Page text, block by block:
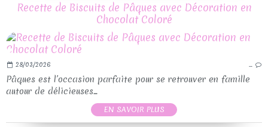
Recette de Biscuits de Pâques avec Décoration en
Chocolat Coloré
28/03/2026 …
Pâques est l’occasion parfaite pour se retrouver en famille
autour de délicieuses...
EN SAVOIR PLUS